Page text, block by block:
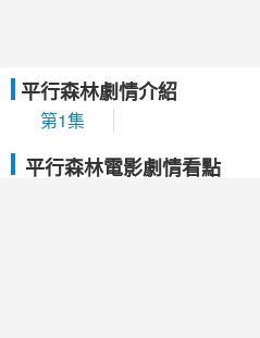
平行森林劇情介紹
第1集
平行森林電影劇情看點